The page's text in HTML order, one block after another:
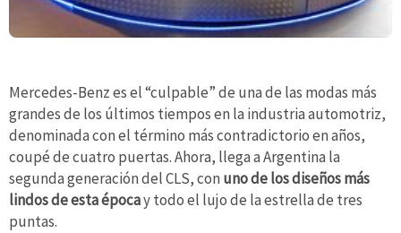
Mercedes-Benz es el “culpable” de una de las modas más
grandes de los últimos tiempos en la industria automotriz,
denominada con el término más contradictorio en años,
coupé de cuatro puertas. Ahora, llega a Argentina la
segunda generación del CLS, con uno de los diseños más
lindos de esta épocay todo el lujo de la estrella de tres
puntas.